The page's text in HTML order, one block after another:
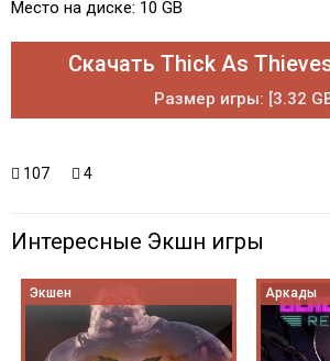
Место на диске: 10 GB
Скачать Thick As
Размер игры: [3.32
107 4
Интересные Экшн игры
Экшен Аркады